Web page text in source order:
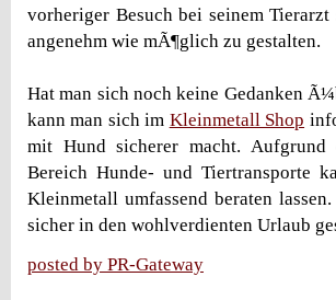
vorheriger Besuch bei seinem
angenehm wie mÃ¶glich zu gestalten.
Hat man sich noch keine Gedanken
kann man sich im Kleinmetall Shop
mit Hund sicherer macht.
Bereich Hunde- und Tiertransporte
Kleinmetall umfassend beraten
sicher in den wohlverdienten Urlaub
posted by PR-Gateway